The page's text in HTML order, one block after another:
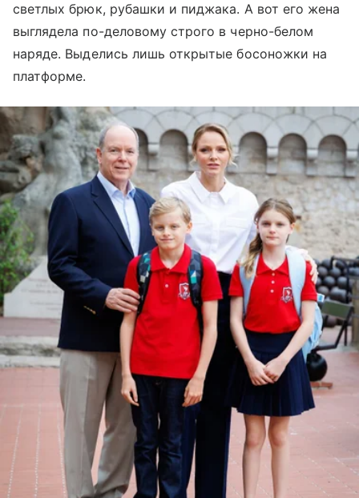
светлых брюк, рубашки и пиджака. А вот его жена
выглядела по-деловому строго в черно-белом
наряде. Выделись лишь открытые босоножки на
платформе.